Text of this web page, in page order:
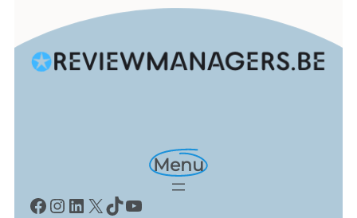
Menu
Facebook
Instagram
LinkedIn
X TikTok
YouTube